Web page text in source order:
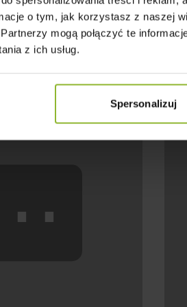
o tym, jak korzystasz z naszej
mogą połączyć te
z ich usług.
Spersonalizuj
Drewna
– trwałe,
po latach.
nie traci charakteru.
Tu
✔️